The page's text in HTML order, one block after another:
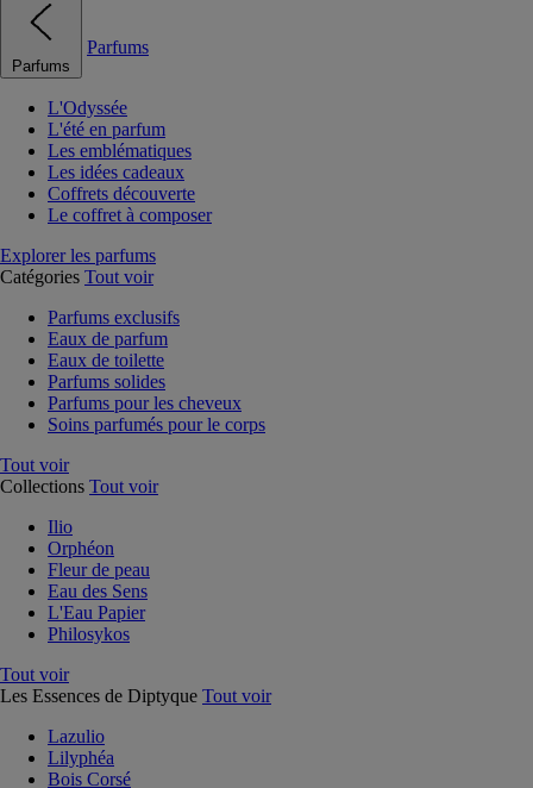
Parfums
Parfums
L'Odyssée
L'été en parfum
Les emblématiques
Les idées cadeaux
Coffrets découverte
Le coffret à composer
Explorer les parfums
Catégories Tout voir
Parfums exclusifs
Eaux de parfum
Eaux de toilette
Parfums solides
Parfums pour les cheveux
Soins parfumés pour le corps
Tout voir
Collections Tout voir
Ilio
Orphéon
Fleur de peau
Eau des Sens
L'Eau Papier
Philosykos
Tout voir
Les Essences de Diptyque Tout voir
Lazulio
Lilyphéa
Bois Corsé